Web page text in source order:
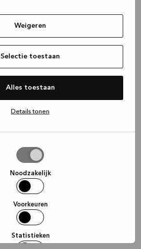
Weigeren
Selectie toestaan
Alles toestaan
Details tonen
Noodzakelijk
Voorkeuren
Statistieken
(see the browser console for more
information).